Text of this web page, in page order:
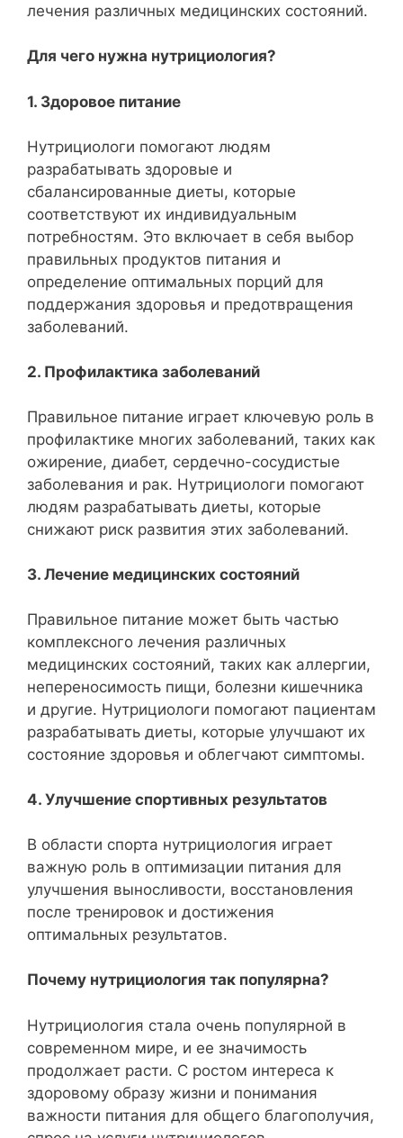
лечения различных медицинских состояний.
Для чего нужна нутрициология?
1. Здоровое питание
Нутрициологи помогают людям
разрабатывать здоровые и
сбалансированные диеты, которые
соответствуют их индивидуальным
потребностям. Это включает в себя выбор
правильных продуктов питания и
определение оптимальных порций для
поддержания здоровья и предотвращения
заболеваний.
2. Профилактика заболеваний
Правильное питание играет ключевую роль в
профилактике многих заболеваний, таких как
ожирение, диабет, сердечно-сосудистые
заболевания и рак. Нутрициологи помогают
людям разрабатывать диеты, которые
снижают риск развития этих заболеваний.
3. Лечение медицинских состояний
Правильное питание может быть частью
комплексного лечения различных
медицинских состояний, таких как аллергии,
непереносимость пищи, болезни кишечника
и другие. Нутрициологи помогают пациентам
разрабатывать диеты, которые улучшают их
состояние здоровья и облегчают симптомы.
4. Улучшение спортивных результатов
В области спорта нутрициология играет
важную роль в оптимизации питания для
улучшения выносливости, восстановления
после тренировок и достижения
оптимальных результатов.
Почему нутрициология так популярна?
Нутрициология стала очень популярной в
современном мире, и ее значимость
продолжает расти. С ростом интереса к
здоровому образу жизни и понимания
важности питания для общего благополучия,